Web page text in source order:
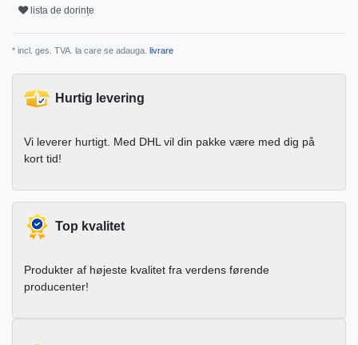
lista de dorințe
* incl. ges. TVA. la care se adauga. livrare
Hurtig levering
Vi leverer hurtigt. Med DHL vil din pakke være med dig på
kort tid!
Top kvalitet
Produkter af højeste kvalitet fra verdens førende
producenter!